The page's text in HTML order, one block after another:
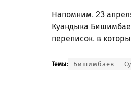
Напомним, 23
Куандыка
переписок, в
Темы: Бишимбаев